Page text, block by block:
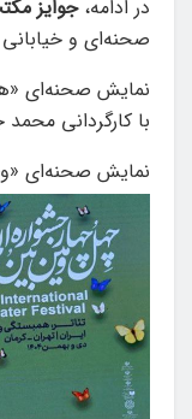
در ادامه،جوایز
صحنه‌‎ای و خیابانی بدین شرح اعلام شد:
نمایش‌ صحنه‌ای
با کارگردانی محمد
نمایش‌ صحنه‌ای